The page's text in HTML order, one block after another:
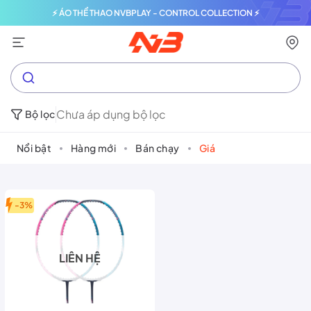
⚡ ÁO THỂ THAO NVBPLAY - CONTROL COLLECTION ⚡
Bộ lọcChưa áp dụng bộ lọc
Nổi bật Hàng mới Bán chạy Giá
-3%
LIÊN HỆ